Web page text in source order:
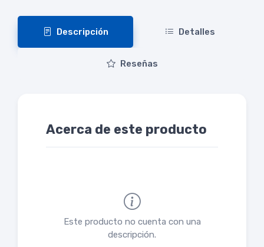
Descripción Detalles
Reseñas
Acerca de este producto
Este producto no cuenta con una
descripción.